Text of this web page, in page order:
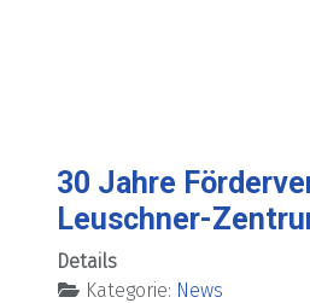
30 Jahre
Leuschner-
Details
Kategorie: News